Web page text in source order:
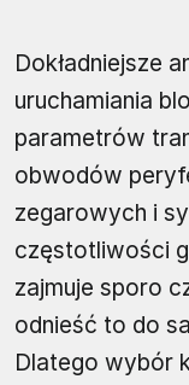
Dokładniejsze
uruchamiania
parametrów
obwodów
zegarowych i
częstotliwości
zajmuje sporo
odnieść to do
Dlatego wybór